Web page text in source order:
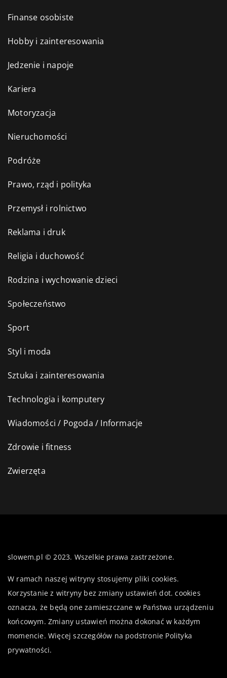
Finanse osobiste
Hobby i zainteresowania
Jedzenie i napoje
Kariera
Motoryzacja
Nieruchomości
Podróże
Prawo, rząd i polityka
Przemysł i rolnictwo
Reklama i druk
Religia i duchowość
Rodzina i wychowanie dzieci
Społeczeństwo
Sport
Styl i moda
Sztuka i zainteresowania
Technologia i komputery
Wiadomości / Pogoda / Informacje
Zdrowie i fitness
Zwierzęta
slowem.pl © 2023. Wszelkie prawa zastrzeżone.
W ramach naszej witryny stosujemy pliki cookies.
Korzystanie z witryny bez zmiany ustawień dot. cookies
oznacza, że będą one zamieszczane w Państwa urządzeniu
końcowym. Zmiany ustawień można dokonać w każdym
momencie. Więcej szczegółów na podstronie Polityka
prywatności.